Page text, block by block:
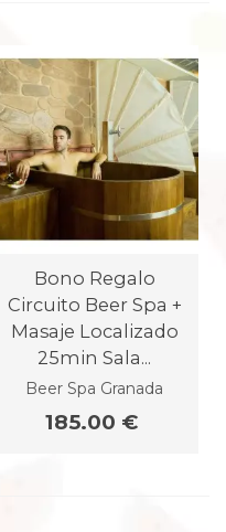
Bono Regalo
Circuito Beer Spa +
Masaje Localizado
25min Sala...
Beer Spa Granada
185.00 €